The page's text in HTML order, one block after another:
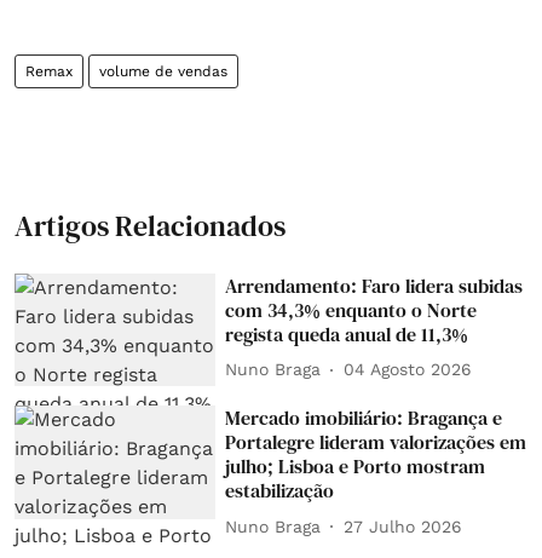
Remax volume de vendas
Artigos Relacionados
Arrendamento: Faro lidera subidas
com 34,3% enquanto o Norte
regista queda anual de 11,3%
Nuno Braga 04 Agosto 2026
Mercado imobiliário: Bragança e
Portalegre lideram valorizações em
julho; Lisboa e Porto mostram
estabilização
Nuno Braga 27 Julho 2026